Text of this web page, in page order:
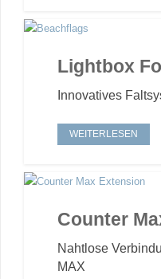
Lightbox
Innovatives
WEITERLESEN
Counter
Nahtlose
MAX